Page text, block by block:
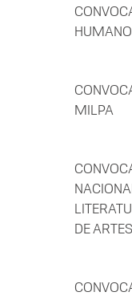
MILPA
DE